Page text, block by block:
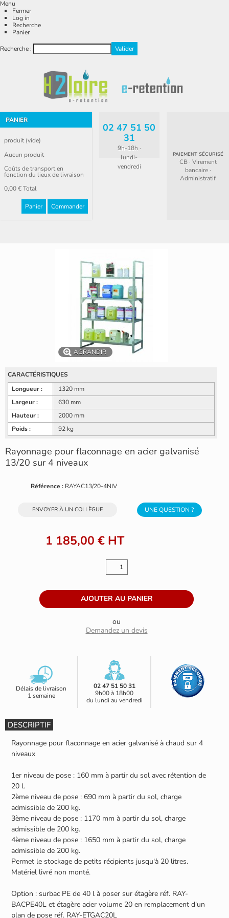
Menu
Fermer
Log in
Recherche
Panier
Recherche :
PANIER
produit (vide)
Aucun produit
Coûts de transport en
fonction du lieux de livraison
0,00 €Total
Panier Commander
02 47 51 50
31
9h-18h ·
lundi-
vendredi
PAIEMENT SÉCURISÉ
CB · Virement
bancaire ·
Administratif
AGRANDIR
CARACTÉRISTIQUES
Longueur :
1320 mm
Largeur :
630 mm
Hauteur :
2000 mm
Poids :
92 kg
Rayonnage pour flaconnage en acier galvanisé
13/20 sur 4 niveaux
Référence : RAYAC13/20-4NIV
UNE QUESTION ?
ENVOYER À UN COLLÈGUE
1 185,00 € HT
ou
Demandez un devis
Délais de livraison
1 semaine
02 47 51 50 31
9h00 à 18h00
du lundi au vendredi
DESCRIPTIF
Rayonnage pour flaconnage en acier galvanisé à chaud sur 4
niveaux
1er niveau de pose : 160 mm à partir du sol avec rétention de
20 l.
2ème niveau de pose : 690 mm à partir du sol, charge
admissible de 200 kg.
3ème niveau de pose : 1170 mm à partir du sol, charge
admissible de 200 kg.
4ème niveau de pose : 1650 mm à partir du sol, charge
admissible de 200 kg.
Permet le stockage de petits récipients jusqu'à 20 litres.
Matériel livré non monté.
Option : surbac PE de 40 l à poser sur étagère réf. RAY-
BACPE40L et étagère acier volume 20 en remplacement d'un
plan de pose réf. RAY-ETGAC20L